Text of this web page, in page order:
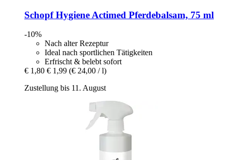
Schopf Hygiene Actimed Pferdebalsam, 75 ml
-10%
Nach alter Rezeptur
Ideal nach sportlichen Tätigkeiten
Erfrischt & belebt sofort
€ 1,80 € 1,99 (€ 24,00 / l)
Zustellung bis 11. August